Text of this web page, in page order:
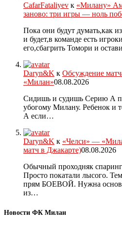
CafarFataliyev к «Милану»
заново: три игры — ноль
Пока они будут думать,как
и будет,в команде есть
его,сбагрить Томори и
Daryn&K к Обсуждение
«Милан»08.08.2026
Сидишь и судишь Серию А
убогому Милану. Ребенок и
А если…
Daryn&K к «Челси» —
матч в Джакарте)08.08.2026
Обычный проходняк
Просто покатали лысого.
прям БОЕВОЙ. Нужна
из…
Новости ФК Милан